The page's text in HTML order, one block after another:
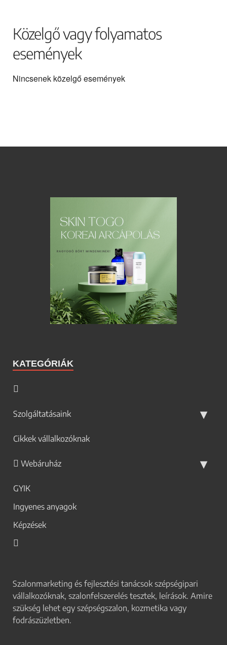
Közelgő vagy folyamatos
események
Nincsenek közelgő események
KATEGÓRIÁK
Szolgáltatásaink
Cikkek vállalkozóknak
Webáruház
GYIK
Ingyenes anyagok
Képzések
Szalonmarketing és fejlesztési tanácsok szépségipari
vállalkozóknak, szalonfelszerelés tesztek, leírások. Amire
szükség lehet egy szépségszalon, kozmetika vagy
fodrászüzletben.